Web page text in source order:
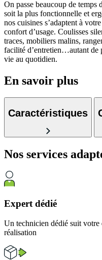
On passe beaucoup de temps
soit la plus fonctionnelle et
nos cuisines s’adaptent à
confort d’usage. Coulisses
traces, mobiliers malins,
facilité d’entretien…autant de
vie au quotidien.
En savoir plus
Caractéristiques
Nos services
Expert dédié
Un technicien dédié suit votre
réalisation